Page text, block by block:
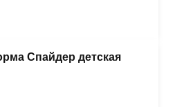
Спайдер детская